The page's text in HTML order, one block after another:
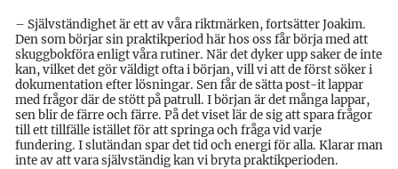
– Självständighet är ett av våra riktmärken, fortsätter Joakim.
Den som börjar sin praktikperiod här hos oss får börja med att
skuggbokföra enligt våra rutiner. När det dyker upp saker de inte
kan, vilket det gör väldigt ofta i början, vill vi att de först söker i
dokumentation efter lösningar. Sen får de sätta post-it lappar
med frågor där de stött på patrull. I början är det många lappar,
sen blir de färre och färre. På det viset lär de sig att spara frågor
till ett tillfälle istället för att springa och fråga vid varje
fundering. I slutändan spar det tid och energi för alla. Klarar man
inte av att vara självständig kan vi bryta praktikperioden.